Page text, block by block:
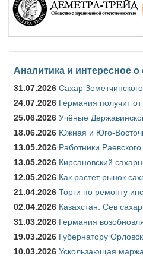
Аналитика и интересное о
31.07.2026 Сахар
24.07.2026 Германия получит
25.06.2026 Учёные
18.06.2026 Южная и Юго-
13.05.2026 Работники
13.05.2026 Кирсановский
12.05.2026 Как растет рынок
21.04.2026 Торги по ремонту
02.04.2026 Казахстан: Сев
31.03.2026 Германия
19.03.2026 Губернатору
10.03.2026 Ускользающая маржа